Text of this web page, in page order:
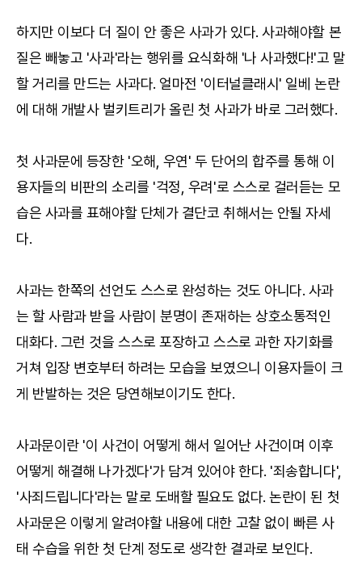
하지만 이보다 더 질이 안 좋은 사과가 있다. 사과해야할 본
질은 빼놓고 '사과'라는 행위를 요식화해 '나 사과했다!'고 말
할 거리를 만드는 사과다. 얼마전 '이터널클래시' 일베 논란
에 대해 개발사 벌키트리가 올린 첫 사과가 바로 그러했다.
첫 사과문에 등장한 '오해, 우연' 두 단어의 합주를 통해 이
용자들의 비판의 소리를 '걱정, 우려'로 스스로 걸러듣는 모
습은 사과를 표해야할 단체가 결단코 취해서는 안될 자세
다.
사과는 한쪽의 선언도 스스로 완성하는 것도 아니다. 사과
는 할 사람과 받을 사람이 분명이 존재하는 상호소통적인
대화다. 그런 것을 스스로 포장하고 스스로 과한 자기화를
거쳐 입장 변호부터 하려는 모습을 보였으니 이용자들이 크
게 반발하는 것은 당연해보이기도 한다.
사과문이란 '이 사건이 어떻게 해서 일어난 사건이며 이후
어떻게 해결해 나가겠다'가 담겨 있어야 한다. '죄송합니다',
'사죄드립니다'라는 말로 도배할 필요도 없다. 논란이 된 첫
사과문은 이렇게 알려야할 내용에 대한 고찰 없이 빠른 사
태 수습을 위한 첫 단계 정도로 생각한 결과로 보인다.